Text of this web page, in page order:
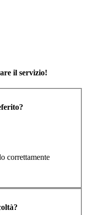
il servizio!
correttamente